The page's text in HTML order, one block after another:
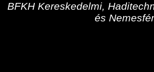
BFKH Kereskedelmi,
és